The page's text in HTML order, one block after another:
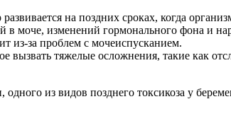
на поздних сроках, когда
в моче, изменений гормонального фона и
из-за проблем с мочеиспусканием.
вызвать тяжелые осложнения, такие как
из видов позднего токсикоза у